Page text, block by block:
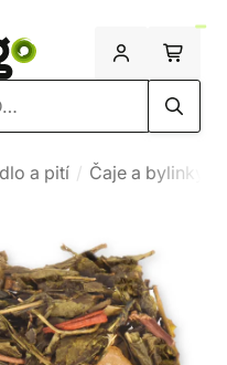
a pití Čaje a bylinky